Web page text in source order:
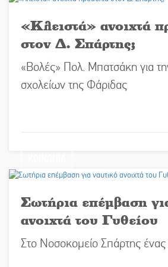
«Κλειστά» ανοιχτά
στον Δ. Σπάρτης;
«Βολές» Πολ. Μπατσάκη για
σχολείων της Φάριδας
Σωτήρια επέμβαση
ανοιχτά του Γυθείου
Στο Νοσοκομείο Σπάρτης